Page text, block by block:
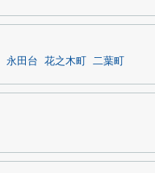
永田台 花之木町 二葉町